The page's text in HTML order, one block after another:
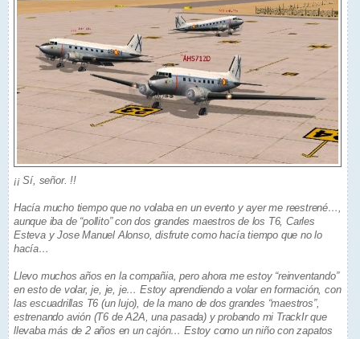
¡¡ Sí, señor. !!
Hacía mucho tiempo que no volaba en un evento y ayer me reestrené…,
aunque iba de “pollito” con dos grandes maestros de los T6, Carles
Esteva y Jose Manuel Alonso, disfrute como hacía tiempo que no lo
hacía…
Llevo muchos años en la compañia, pero ahora me estoy “reinventando”
en esto de volar, je, je, je… Estoy aprendiendo a volar en formación, con
las escuadrillas T6 (un lujo), de la mano de dos grandes “maestros”,
estrenando avión (T6 de A2A, una pasada) y probando mi TrackIr que
llevaba más de 2 años en un cajón… Estoy como un niño con zapatos